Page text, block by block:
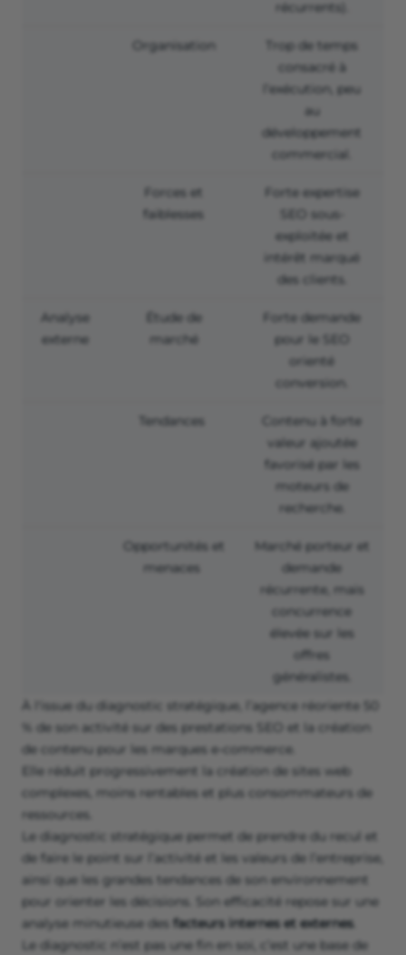
récurrents).
Organisation
Trop de temps
consacré à
l’exécution, peu
au
développement
commercial.
Forces et
faiblesses
Forte expertise
SEO sous-
exploitée et
intérêt marqué
des clients.
Analyse
externe
Étude de
marché
Forte demande
pour le SEO
orienté
conversion.
Tendances
Contenu à forte
valeur ajoutée
favorisé par les
moteurs de
recherche.
Opportunités et
menaces
Marché porteur et
demande
récurrente, mais
concurrence
élevée sur les
offres
généralistes.
À l'issue du diagnostic stratégique, l’agence réoriente 50
% de son activité sur des prestations SEO et la création
de contenu pour les marques e-commerce.
Elle réduit progressivement la création de sites web
complexes, moins rentables et plus consommateurs de
ressources.
Le diagnostic stratégique permet de prendre du recul et
de faire le point sur l’activité et les valeurs de l’entreprise,
ainsi que les grandes tendances de son environnement
pour orienter les décisions. Son efficacité repose sur une
analyse minutieuse des facteurs internes et externes.
Le diagnostic n’est pas une fin en soi, c’est une base de